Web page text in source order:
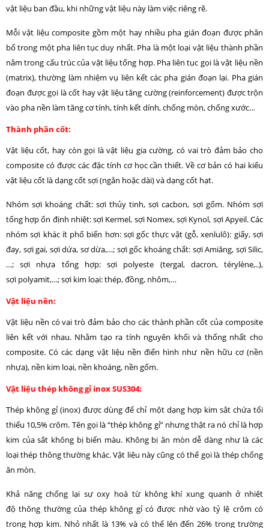
vật liệu ban đầu, khi những vật liệu này làm việc riêng rẽ.
Mỗi vật liệu composite gồm một hay nhiều pha gián đoạn được phân
bố trong một pha liên tục duy nhất. Pha là một loại vật liệu thành phần
nằm trong cấu trúc của vật liệu tổng hợp. Pha liên tục gọi là vật liệu nền
(matrix), thường làm nhiệm vụ liên kết các pha gián đoạn lại. Pha gián
đoạn được gọi là cốt hay vật liệu tăng cường (reinforcement) được trộn
vào pha nền làm tăng cơ tính, tính kết dính, chống mòn, chống xước…
Thành phần cốt:
Vật liệu cốt, hay còn gọi là vật liệu gia cường, có vai trò đảm bảo cho
composite có được các đặc tính cơ học cần thiết. Về cơ bản có hai kiểu
vật liệu cốt là dạng cốt sợi (ngắn hoặc dài) và dạng cốt hạt.
Nhóm sợi khoáng chất: sợi thủy tinh, sợi cacbon, sợi gốm. Nhóm sợi
tổng hợp ổn định nhiệt: sợi Kermel, sợi Nomex, sợi Kynol, sợi Apyeil. Các
nhóm sợi khác ít phổ biến hơn: sợi gốc thực vật (gỗ, xenlulô): giấy, sợi
đay, sợi gai, sợi dứa, sơ dừa,…; sợi gốc khoáng chất: sợi Amiăng, sợi Silic,
…; sợi nhựa tổng hợp: sợi polyeste (tergal, dacron, térylène,..),
sợi polyamit,…; sợi kim loại: thép, đồng, nhôm,…
Vật liệu nền:
Vật liệu nền có vai trò đảm bảo cho các thành phần cốt của composite
liên kết với nhau. Nhằm tạo ra tính nguyên khối và thống nhất cho
composite. Có các dạng vật liệu nền điển hình như nền hữu cơ (nền
nhựa), nền kim loại, nền khoáng, nền gốm.
Vật liệu thép không gỉ inox SUS304:
Thép không gỉ (inox) được dùng để chỉ một dạng hợp kim sắt chứa tối
thiểu 10,5% crôm. Tên gọi là “thép không gỉ” nhưng thật ra nó chỉ là hợp
kim của sắt không bị biến màu. Không bị ăn mòn dễ dàng như là các
loại thép thông thường khác. Vật liệu này cũng có thể gọi là thép chống
ăn mòn.
Khả năng chống lại sự oxy hoá từ không khí xung quanh ở nhiệt
độ thông thường của thép không gỉ có được nhờ vào tỷ lệ crôm có
trong hợp kim. Nhỏ nhất là 13% và có thể lên đến 26% trong trường